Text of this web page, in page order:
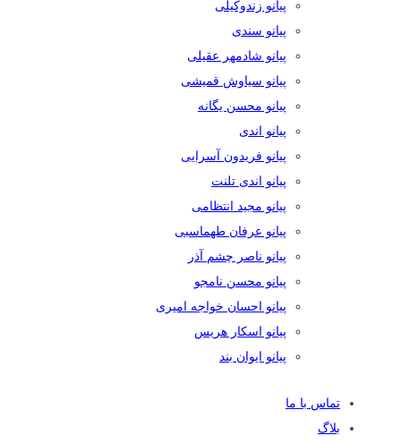
پیانو زندوکیلی
پیانو سندی
پیانو شادمهر عقیلی
پیانو سیاوش قمیشی
پیانو محسن یگانه
پیانو اندی
پیانو فریدون آسرایی
پیانو اندی تلنت
پیانو مجید انتظامی
پیانو عرفان طهماسبی
پیانو ناصر چشم آذر
پیانو محسن نامجو
پیانو احسان خواجه امیری
پیانو اسکار هریس
پیانو ایوان بند
تماس با ما
بلاگ